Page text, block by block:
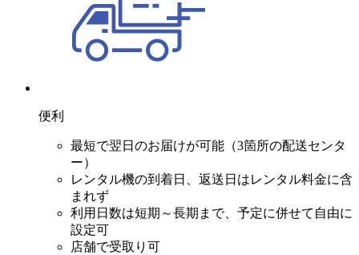
便利
最短で翌日のお届けが可能（3箇所の配送センタ
ー）
レンタル機の到着日、返送日はレンタル料金に含
まれず
利用日数は短期～長期まで、予定に併せて自由に
設定可
店舗で受取り可